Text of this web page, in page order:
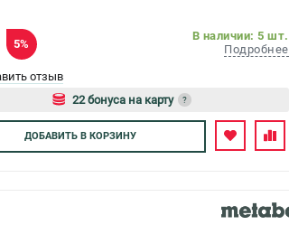
5%
В наличии: 5 шт.
Подробнее
отзыв
22 бонуса на карту
?
Авторизуйтесь
ДОБАВИТЬВ КОРЗИНУ